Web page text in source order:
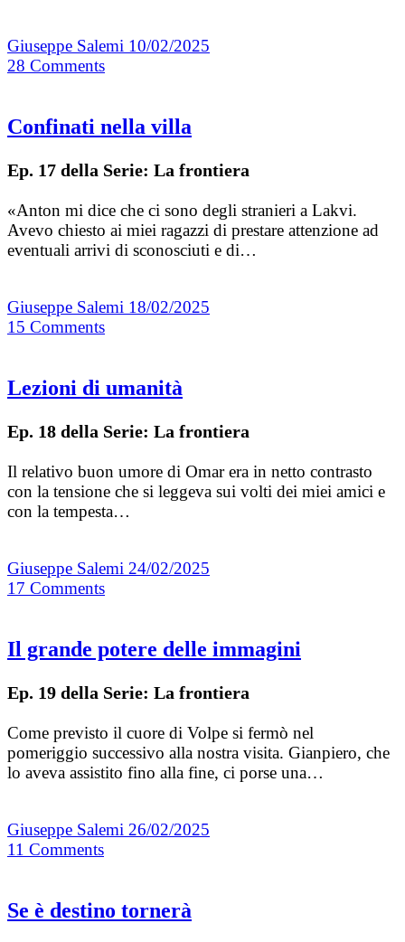
Giuseppe Salemi 10/02/2025
28 Comments
Confinati nella villa
Ep. 17 della Serie: La frontiera
«Anton mi dice che ci sono degli stranieri a Lakvi.
Avevo chiesto ai miei ragazzi di prestare attenzione ad
eventuali arrivi di sconosciuti e di…
Giuseppe Salemi 18/02/2025
15 Comments
Lezioni di umanità
Ep. 18 della Serie: La frontiera
Il relativo buon umore di Omar era in netto contrasto
con la tensione che si leggeva sui volti dei miei amici e
con la tempesta…
Giuseppe Salemi 24/02/2025
17 Comments
Il grande potere delle immagini
Ep. 19 della Serie: La frontiera
Come previsto il cuore di Volpe si fermò nel
pomeriggio successivo alla nostra visita. Gianpiero, che
lo aveva assistito fino alla fine, ci porse una…
Giuseppe Salemi 26/02/2025
11 Comments
Se è destino tornerà